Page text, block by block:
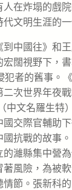
人在炸塌的戲
文明生涯的一
到中國往》和
宏闊視野下，
犯者的舊事。
二次世界年夜
中文名羅生特
國交際官輔助
國抗戰的故事
的濰縣集中營
著風險，為被
情節。張新科